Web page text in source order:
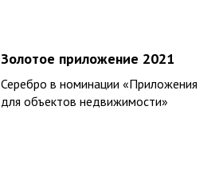
Золотое приложение 2021
Серебро в номинации «Приложения
для объектов недвижимости»